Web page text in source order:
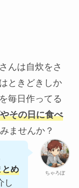
んは自炊をさ
ときどきしか
毎日作ってる
その日に食べ
ませんか？
ちゃろぼ
とめ
し